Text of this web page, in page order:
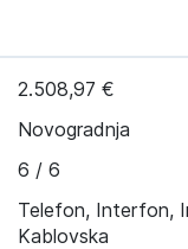
2.508,97 €
Novogradnja
6 / 6
Telefon, Interfon,
Kablovska